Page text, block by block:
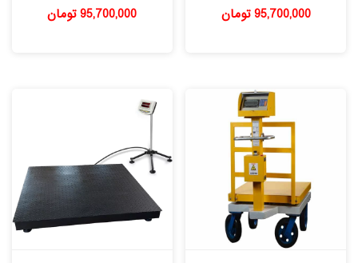
امتیاز
5.00
95,700,000تومان
امتیاز
5.00
95,700,000تومان